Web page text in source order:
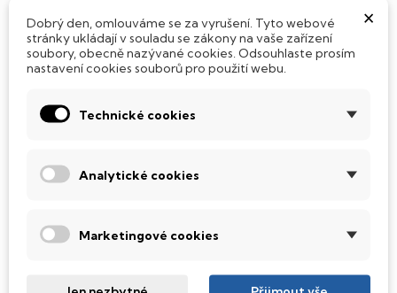
Přidej příběhu dramatičnost
profesionál. Přidej více dramatu s malou hloubkou
má iPhone kapacitu až 1 TB, aby se ti tam vešly všechny
×
Dobrý den, omlouváme se za vyrušení. Tyto webové
stránky ukládají v souladu se zákony na vaše zařízení
soubory, obecně nazývané cookies. Odsouhlaste prosím
nastavení cookies souborů pro použití webu.
Technické cookies
Analytické cookies
Marketingové cookies